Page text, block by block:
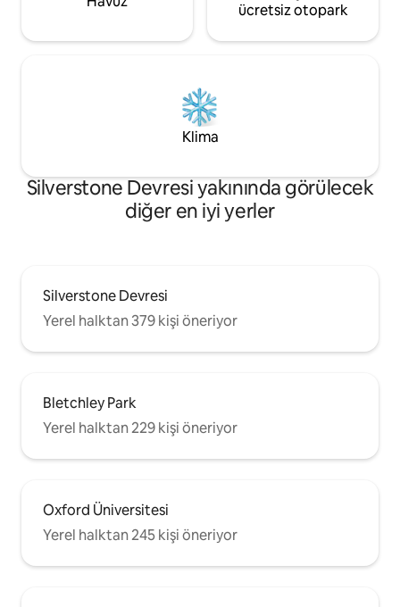
ücretsiz otopark
Klima
Silverstone Devresi yakınında görülecek
diğer en iyi yerler
Silverstone Devresi
Yerel halktan 379 kişi öneriyor
Bletchley Park
Yerel halktan 229 kişi öneriyor
Oxford Üniversitesi
Yerel halktan 245 kişi öneriyor